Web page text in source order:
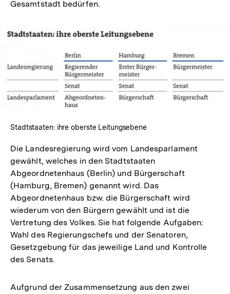
Gesamtstadt bedürfen.
In
Lightbox
öffnen
Stadtstaaten: ihre oberste Leitungsebene
Die Landesregierung wird vom Landesparlament
gewählt, welches in den Stadtstaaten
Abgeordnetenhaus (Berlin) und Bürgerschaft
(Hamburg, Bremen) genannt wird. Das
Abgeordnetenhaus bzw. die Bürgerschaft wird
wiederum von den Bürgern gewählt und ist die
Vertretung des Volkes. Sie hat folgende Aufgaben:
Wahl des Regierungschefs und der Senatoren,
Gesetzgebung für das jeweilige Land und Kontrolle
des Senats.
Aufgrund der Zusammensetzung aus den zwei